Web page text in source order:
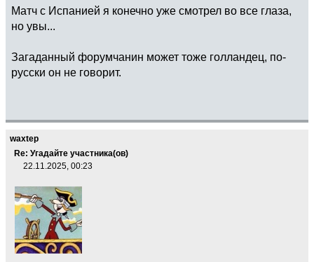
Матч с Испанией я конечно уже смотрел во все глаза,
но увы...
Загаданный форумчанин может тоже голландец, по-
русски он не говорит.
waxtep
Re: Угадайте участника(ов)
22.11.2025, 00:23